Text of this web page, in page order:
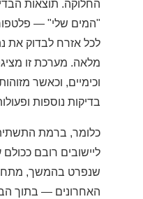
החלוקה. תוצאות
"המים שלי" —
לכל אזרח לבדוק את
מלאה. מערכת זו מציגה
וכימיים, וכאשר
בדיקות נוספות
כלומר, ברמת
ליישובים רובם
שנפרט בהמשך,
האחרונים — בתוך